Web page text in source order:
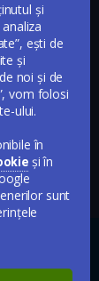
și
ești de
și
noi și de
vom folosi
ului.
în
și în
sunt